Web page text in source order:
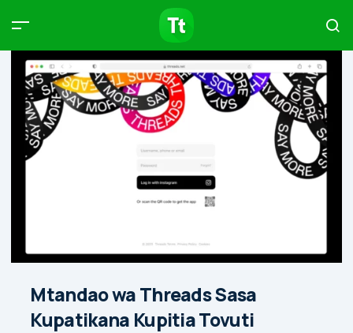
Mtandao wa Threads Sasa
Kupatikana Kupitia Tovuti
Products Articles
Type to start searching…